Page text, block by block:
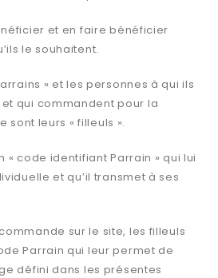
et en faire bénéficier
le souhaitent.
» et les personnes à qui ils
qui commandent pour la
sont leurs « filleuls ».
« code identifiant Parrain » qui lui
et qu’il transmet à ses
sur le site, les filleuls
Parrain qui leur permet de
défini dans les présentes